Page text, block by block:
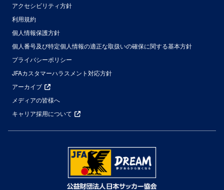
アクセシビリティ方針
利用規約
個人情報保護方針
個人番号及び特定個人情報の適正な取扱いの確保に関する基本方針
プライバシーポリシー
JFAカスタマーハラスメント対応方針
アーカイブ
メディアの皆様へ
キャリア採用について